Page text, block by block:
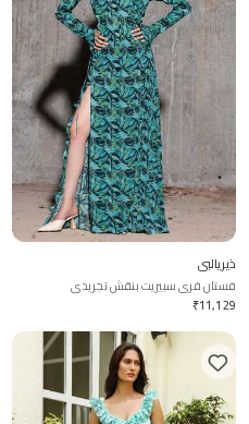
ذيريالبي
فستان فري سبيريت بنقش تجريدي
₹11,129